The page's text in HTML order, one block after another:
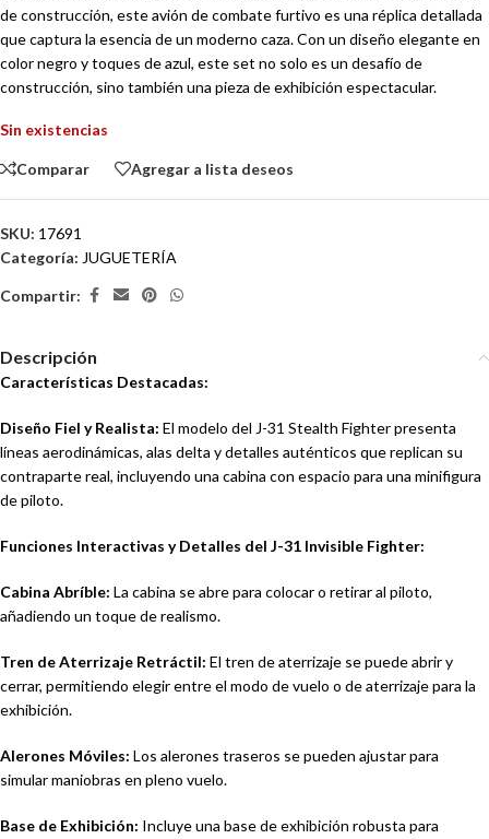
de construcción, este avión de combate furtivo es una réplica detallada
que captura la esencia de un moderno caza. Con un diseño elegante en
color negro y toques de azul, este set no solo es un desafío de
construcción, sino también una pieza de exhibición espectacular.
Sin existencias
Comparar Agregar a lista deseos
SKU: 17691
Categoría: JUGUETERÍA
Compartir:
Descripción
Características Destacadas:
Diseño Fiel y Realista: El modelo del J-31 Stealth Fighter presenta
líneas aerodinámicas, alas delta y detalles auténticos que replican su
contraparte real, incluyendo una cabina con espacio para una minifigura
de piloto.
Funciones Interactivas y Detalles del J-31 Invisible Fighter:
Cabina Abríble: La cabina se abre para colocar o retirar al piloto,
añadiendo un toque de realismo.
Tren de Aterrizaje Retráctil: El tren de aterrizaje se puede abrir y
cerrar, permitiendo elegir entre el modo de vuelo o de aterrizaje para la
exhibición.
Alerones Móviles: Los alerones traseros se pueden ajustar para
simular maniobras en pleno vuelo.
Base de Exhibición: Incluye una base de exhibición robusta para